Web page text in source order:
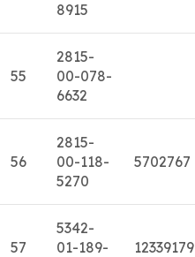
8915
55
2815-
00-078-
6632
56
2815-
00-118-
5270
5702767
57
5342-
01-189-
12339179